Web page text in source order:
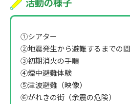
①シアター
②地震発生から避難するまでの
③初期消火の手順
④煙中避難体験
⑤津波避難（映像）
⑥がれきの街（余震の危険）